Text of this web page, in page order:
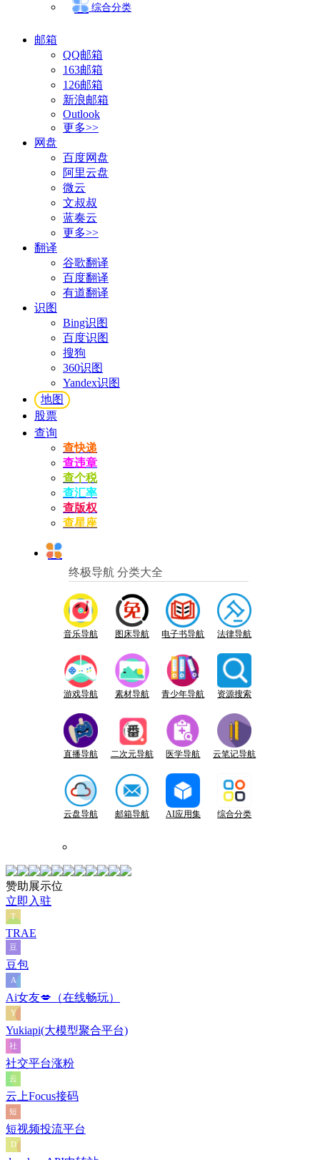
综合分类
邮箱
QQ邮箱
163邮箱
126邮箱
新浪邮箱
Outlook
更多>>
网盘
百度网盘
阿里云盘
微云
文叔叔
蓝奏云
更多>>
翻译
谷歌翻译
百度翻译
有道翻译
识图
Bing识图
百度识图
搜狗
360识图
Yandex识图
地图
股票
查询
查快递
查违章
查个税
查汇率
查版权
查星座
终极导航 分类大全
音乐导航 图床导航 电子书导航 法律导航
游戏导航 素材导航 青少年导航 资源搜索
直播导航 二次元导航 医学导航 云笔记导航
云盘导航 邮箱导航 AI应用集 综合分类
赞助展示位
立即入驻
TRAE
豆包
Ai女友💋（在线畅玩）
Yukiapi(大模型聚合平台)
社交平台涨粉
云上Focus接码
短视频投流平台